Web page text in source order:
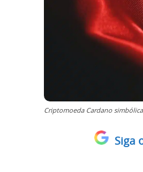
Criptomoeda Cardano
Siga